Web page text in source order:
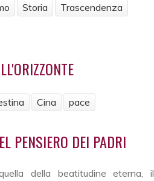
Storia
Trascendenza
Cina
pace
PENSIERO DEI PADRI
della beatitudine eterna, il